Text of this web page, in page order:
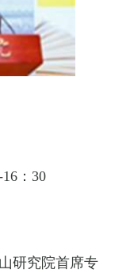
：30
研究院首席专